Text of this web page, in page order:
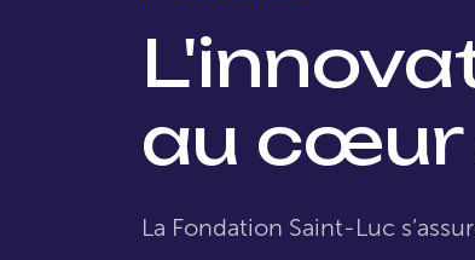
au cœur
La Fondation Saint-Luc